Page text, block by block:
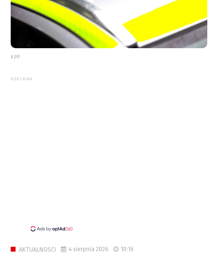
KPP
REKLAMA
AKTUALNOŚCI 4 sierpnia 2026 10:16